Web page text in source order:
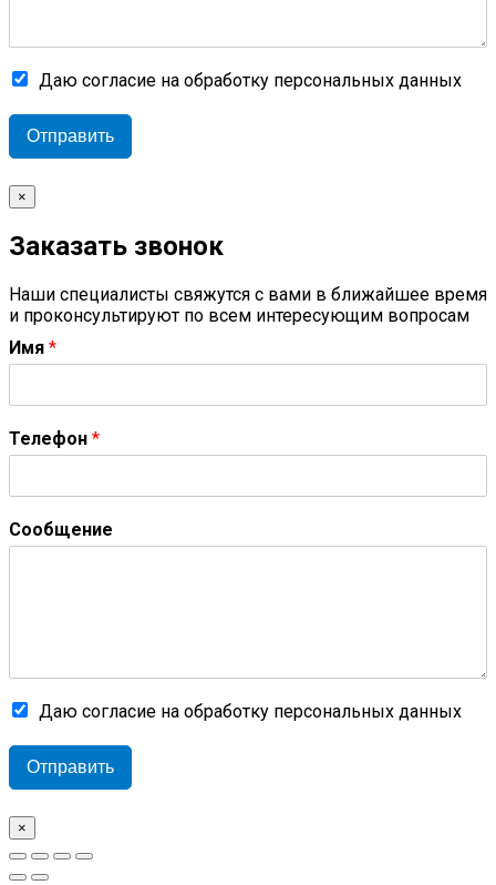
Даю согласие на обработку персональных данных
Отправить
×
Заказать звонок
Наши специалисты свяжутся с вами в ближайшее время
и проконсультируют по всем интересующим вопросам
Имя *
Телефон *
Сообщение
Даю согласие на обработку персональных данных
Отправить
×